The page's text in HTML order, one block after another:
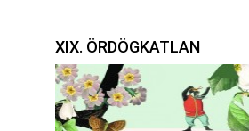
XIX. ÖRDÖGKATLAN